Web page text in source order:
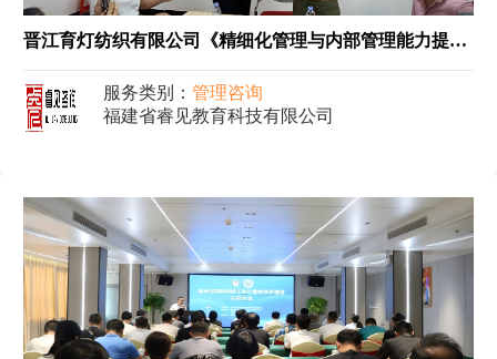
晋江育灯纺织有限公司《精细化管理与内部管理能力提升项目》
服务类别： 管理咨询
福建省睿见教育科技有限公司